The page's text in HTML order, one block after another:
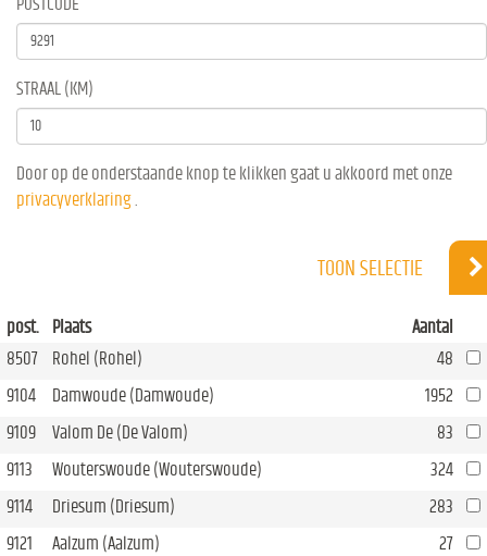
POSTCODE
STRAAL (KM)
Door op de onderstaande knop te klikken gaat u akkoord met onze
privacyverklaring
TOON SELECTIE
post. Plaats
Aantal
8507
Rohel (Rohel)
48
9104
Damwoude (Damwoude)
1952
9109
Valom De (De Valom)
83
9113
Wouterswoude (Wouterswoude)
324
9114
Driesum (Driesum)
283
9121
Aalzum (Aalzum)
27